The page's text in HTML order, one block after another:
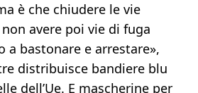
è che chiudere le vie
non avere poi vie di fuga
a bastonare e arrestare»,
distribuisce bandiere blu
dell’Ue. E mascherine per